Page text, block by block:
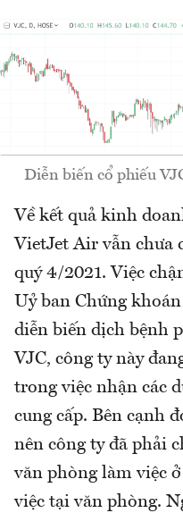
Diễn biến cổ phiếu
Về kết quả kinh
VietJet Air vẫn chưa
quý 4/2021. Việc
Uỷ ban Chứng
diễn biến dịch bệnh
VJC, công ty này
trong việc nhận các
cung cấp. Bên cạnh
nên công ty đã phải
văn phòng làm việc
việc tại văn phòng.